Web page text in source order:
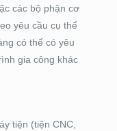
các bộ phận cơ
yêu cầu cụ thể
có thể có yêu
gia công khác
tiện (tiện CNC,